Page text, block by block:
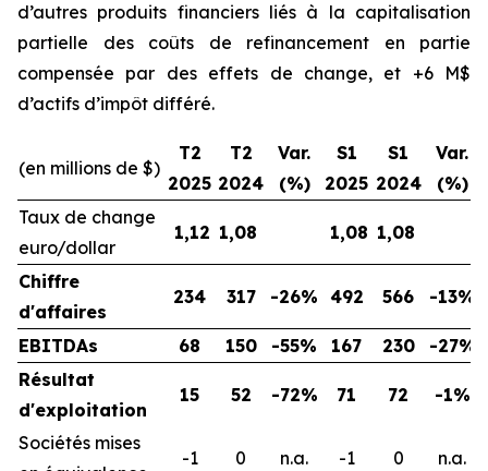
d’autres produits financiers liés à la capitalisation
partielle des coûts de refinancement en partie
compensée par des effets de change, et +6 M$
d’actifs d’impôt différé.
(en millions de $)
T2
2025
T2
2024
Var.
(%)
S1
2025
S1
2024
Var.
(%)
Taux de change
euro/dollar
1,12 1,08 1,08 1,08
Chiffre
d'affaires
234 317 -26% 492 566 -13%
EBITDAs 68 150 -55% 167 230
-27%
Résultat
d'exploitation
15 52 -72% 71 72 -1%
Sociétés mises
-1 0 n.a. -1 0 n.a.